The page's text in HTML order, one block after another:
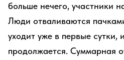
больше нечего, участники
Люди отваливаются
уходит уже в первые сутки,
продолжается. Суммарная